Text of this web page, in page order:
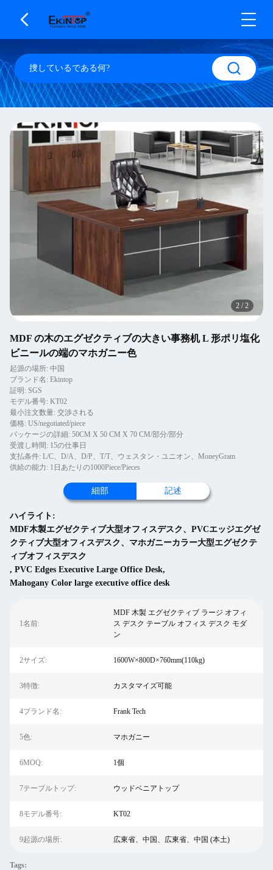
2 /2
MDF の木のエグゼクティブの大きい事務机 L 形ポリ塩化
ビニールの端のマホガニー色
起源の場所: 中国
ブランド名: Ekintop
証明: SGS
モデル番号: KT02
最小注文数量: 交渉される
価格: US/negotiated/piece
パッケージの詳細: 50CM X 50 CM X 70 CM/部分/部分
受渡し時間: 15の仕事日
支払条件: L/C、D/A、D/P、T/T、ウェスタン・ユニオン、MoneyGram
供給の能力: 1日あたりの1000Piece/Pieces
細部 記述
ハイライト:
MDF木製エグゼクティブ大型オフィスデスク、PVCエッジエグゼ
クティブ大型オフィスデスク、マホガニーカラー大型エグゼクテ
ィブオフィスデスク
, PVC Edges Executive Large Office Desk,
Mahogany Color large executive office desk
1名前:
MDF 木製 エグゼクティブ ラージ オフィ
ス デスク テーブル オフィス デスク モダ
ン
2サイズ: 1600W×800D×760mm(110kg)
3特徴: カスタマイズ可能
4ブランド名: Frank Tech
5色: マホガニー
6MOQ: 1個
7テーブルトップ: ウッドベニアトップ
8モデル番号: KT02
9起源の場所: 広東省、中国、広東省、中国 (本土)
Tags: